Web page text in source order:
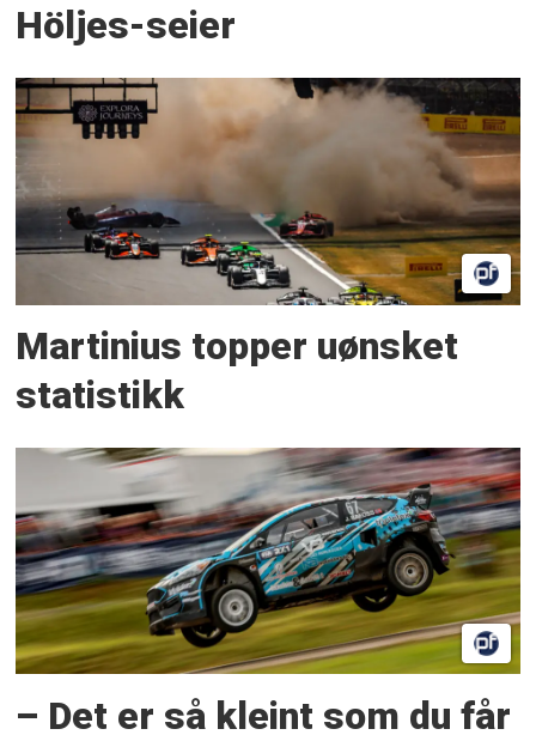
Höljes-seier
Martinius topper uønsket
statistikk
– Det er så kleint som du får